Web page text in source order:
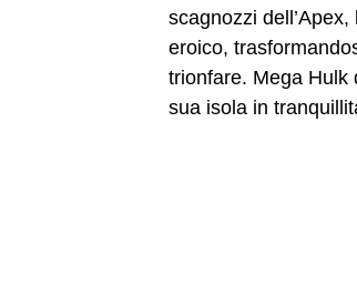
scagnozzi
eroico,
trionfare. Mega Hulk
sua isola in